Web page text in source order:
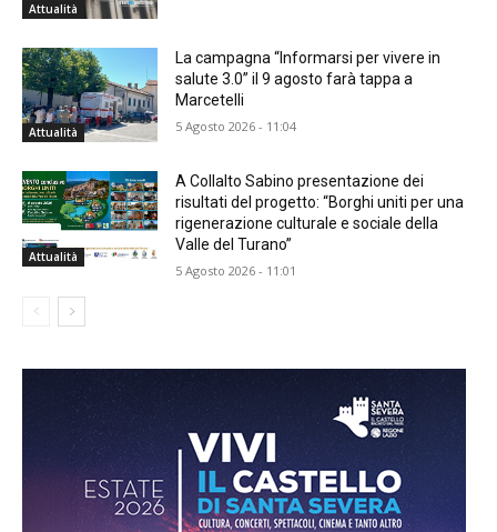
Attualità
Attualità
La campagna “Informarsi per vivere in
salute 3.0” il 9 agosto farà tappa a
Marcetelli
5 Agosto 2026 - 11:04
Attualità
A Collalto Sabino presentazione dei
risultati del progetto: “Borghi uniti per una
rigenerazione culturale e sociale della
Valle del Turano”
5 Agosto 2026 - 11:01